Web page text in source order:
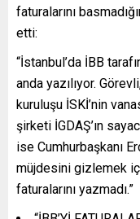
faturalarını
etti:
“İstanbul’da İBB
anda yazılıyor.
kuruluşu İSKİ’nin
şirketi İGDAŞ’ın
ise Cumhurbaşkanı
müjdesini gizlemek
faturalarını yazmadı.”